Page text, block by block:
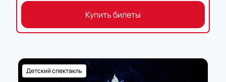
Купить билеты
Детский спектакль